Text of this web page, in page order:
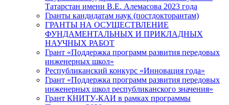
Татарстан имени В.Е. Алемасова 2023 года
Гранты кандидатам наук (постдокторантам)
ГРАНТЫ НА ОСУЩЕСТВЛЕНИЕ
ФУНДАМЕНТАЛЬНЫХ И ПРИКЛАДНЫХ
НАУЧНЫХ РАБОТ
Грант «Поддержка программ развития передовых
инженерных школ»
Республиканский конкурс «Инновация года»
Грант «Поддержка программ развития передовых
инженерных школ республиканского значения»
Грант КНИТУ-КАИ в рамках программы